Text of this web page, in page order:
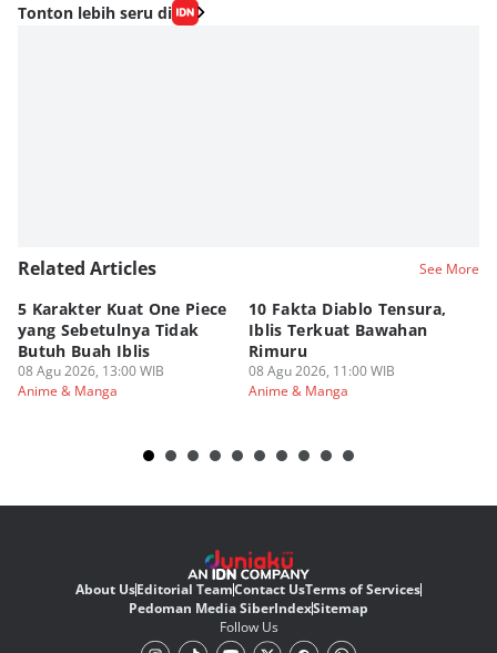
Tonton lebih seru di
Related Articles See More
5 Karakter Kuat One Piece
yang Sebetulnya Tidak
Butuh Buah Iblis
08 Agu 2026, 13:00 WIB
Anime & Manga
10 Fakta Diablo Tensura,
Iblis Terkuat Bawahan
Rimuru
08 Agu 2026, 11:00 WIB
Anime & Manga
About UsEditorial TeamContact UsTerms of Services
Pedoman Media SiberIndexSitemap
Follow Us